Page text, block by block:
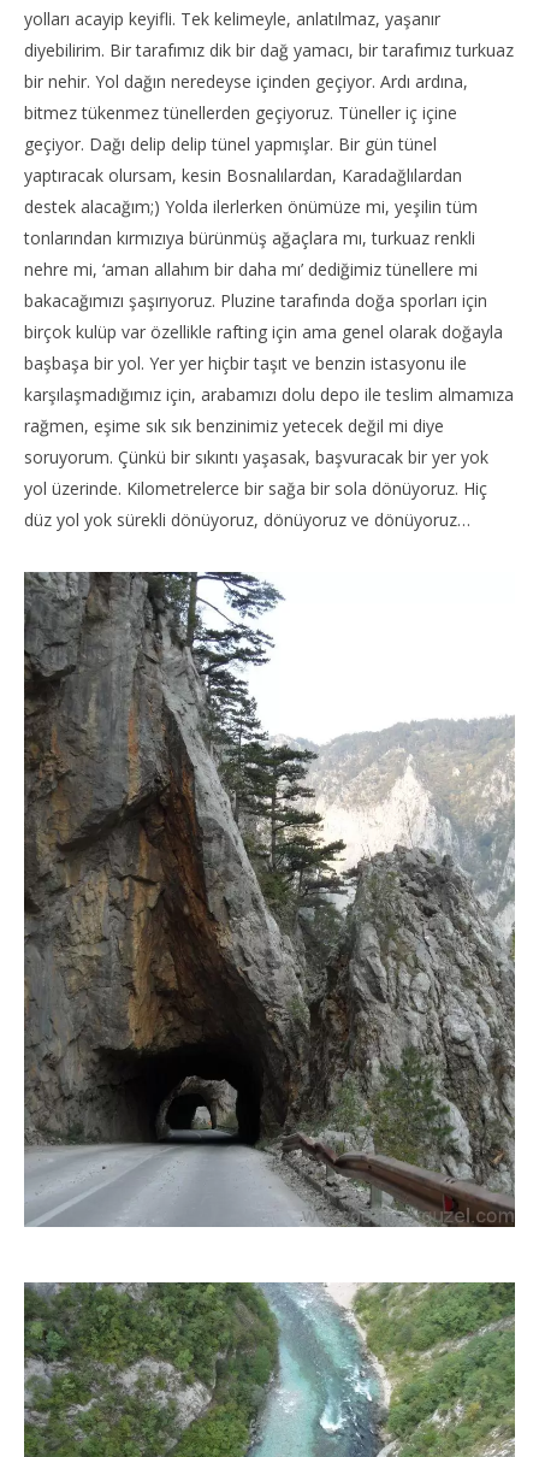
yolları acayip keyifli. Tek kelimeyle, anlatılmaz, yaşanır
diyebilirim. Bir tarafımız dik bir dağ yamacı, bir tarafımız turkuaz
bir nehir. Yol dağın neredeyse içinden geçiyor. Ardı ardına,
bitmez tükenmez tünellerden geçiyoruz. Tüneller iç içine
geçiyor. Dağı delip delip tünel yapmışlar. Bir gün tünel
yaptıracak olursam, kesin Bosnalılardan, Karadağlılardan
destek alacağım;) Yolda ilerlerken önümüze mi, yeşilin tüm
tonlarından kırmızıya bürünmüş ağaçlara mı, turkuaz renkli
nehre mi, ‘aman allahım bir daha mı’ dediğimiz tünellere mi
bakacağımızı şaşırıyoruz. Pluzine tarafında doğa sporları için
birçok kulüp var özellikle rafting için ama genel olarak doğayla
başbaşa bir yol. Yer yer hiçbir taşıt ve benzin istasyonu ile
karşılaşmadığımız için, arabamızı dolu depo ile teslim almamıza
rağmen, eşime sık sık benzinimiz yetecek değil mi diye
soruyorum. Çünkü bir sıkıntı yaşasak, başvuracak bir yer yok
yol üzerinde. Kilometrelerce bir sağa bir sola dönüyoruz. Hiç
düz yol yok sürekli dönüyoruz, dönüyoruz ve dönüyoruz…